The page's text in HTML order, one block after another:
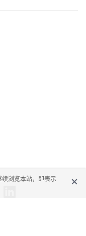
续浏览本站，即表示